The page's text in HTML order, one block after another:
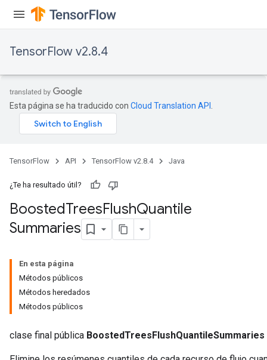
TensorFlow v2.8.4
Esta página se ha traducido con Cloud Translation API
TensorFlow API TensorFlow v2.8.4 Java
¿Te ha resultado útil?
BoostedTreesFlushQuantile
Summaries
En esta página
Métodos públicos
Métodos heredados
Métodos públicos
clase final pública BoostedTreesFlushQuantileSummaries